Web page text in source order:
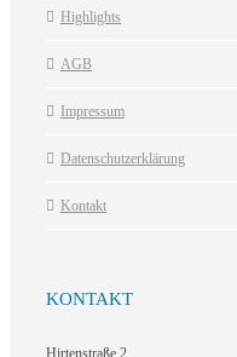
Highlights
AGB
Impressum
Datenschutzerklärung
Kontakt
KONTAKT
Hirtenstraße 2